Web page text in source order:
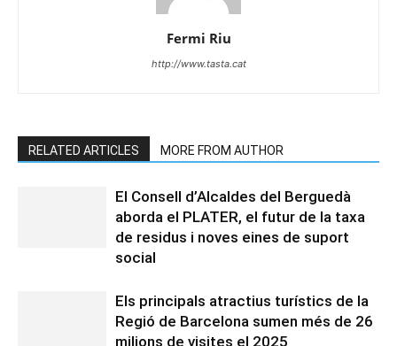
Fermi Riu
http://www.tasta.cat
RELATED ARTICLES MORE FROM AUTHOR
El Consell d’Alcaldes del Berguedà
aborda el PLATER, el futur de la taxa
de residus i noves eines de suport
social
Els principals atractius turístics de la
Regió de Barcelona sumen més de 26
milions de visites el 2025